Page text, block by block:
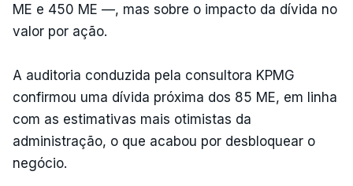
ME e 450 ME —, mas sobre o impacto da dívida no
valor por ação.
A auditoria conduzida pela consultora KPMG
confirmou uma dívida próxima dos 85 ME, em linha
com as estimativas mais otimistas da
administração, o que acabou por desbloquear o
negócio.